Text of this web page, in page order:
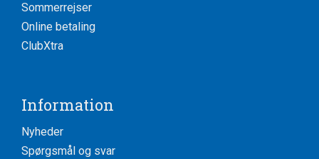
Sommerrejser
Online betaling
ClubXtra
Information
Nyheder
Spørgsmål og svar